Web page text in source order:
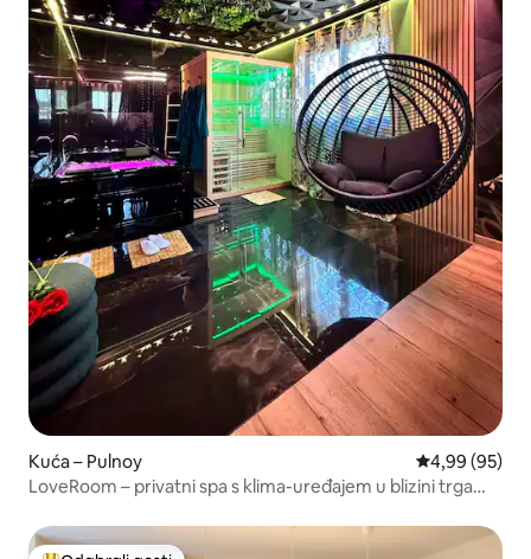
Kuća – Pulnoy Prosječna
4,99 (95)
LoveRoom – privatni spa s klima-uređajem u blizini trga